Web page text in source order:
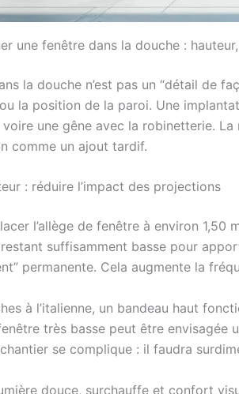
une fenêtre dans la douche :
la douche n’est pas un “détail de
ou la position de la paroi. Une
voire une gêne avec la robinetterie.
comme un ajout tardif.
: réduire l’impact des projections
l’allège de fenêtre à environ
restant suffisamment basse pour
permanente. Cela augmente la
à l’italienne, un bandeau haut
très basse peut être
se complique : il faudra
douce, surchauffe et confort